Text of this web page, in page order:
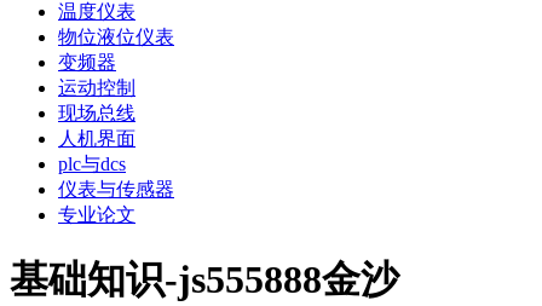
温度仪表
物位液位仪表
变频器
运动控制
现场总线
人机界面
plc与dcs
仪表与传感器
专业论文
基础知识-js555888金沙